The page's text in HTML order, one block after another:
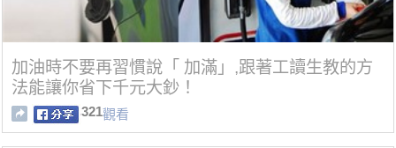
加油時不要再習慣說「 加滿」,跟著工讀生教的方
法能讓你省下千元大鈔！
321觀看